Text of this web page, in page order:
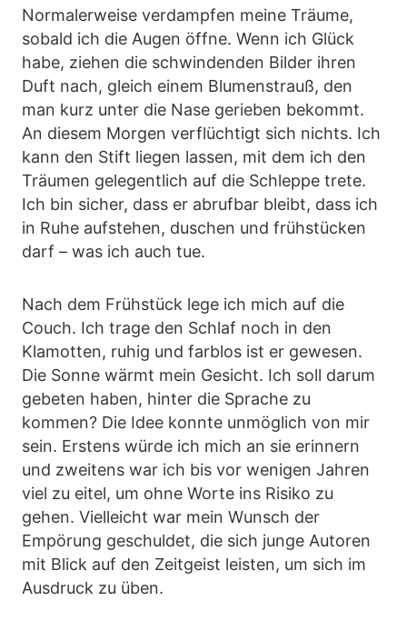
Normalerweise verdampfen meine Träume,
sobald ich die Augen öffne. Wenn ich Glück
habe, ziehen die schwindenden Bilder ihren
Duft nach, gleich einem Blumenstrauß, den
man kurz unter die Nase gerieben bekommt.
An diesem Morgen verflüchtigt sich nichts. Ich
kann den Stift liegen lassen, mit dem ich den
Träumen gelegentlich auf die Schleppe trete.
Ich bin sicher, dass er abrufbar bleibt, dass ich
in Ruhe aufstehen, duschen und frühstücken
darf – was ich auch tue.
Nach dem Frühstück lege ich mich auf die
Couch. Ich trage den Schlaf noch in den
Klamotten, ruhig und farblos ist er gewesen.
Die Sonne wärmt mein Gesicht. Ich soll darum
gebeten haben, hinter die Sprache zu
kommen? Die Idee konnte unmöglich von mir
sein. Erstens würde ich mich an sie erinnern
und zweitens war ich bis vor wenigen Jahren
viel zu eitel, um ohne Worte ins Risiko zu
gehen. Vielleicht war mein Wunsch der
Empörung geschuldet, die sich junge Autoren
mit Blick auf den Zeitgeist leisten, um sich im
Ausdruck zu üben.